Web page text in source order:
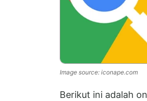
Image source: iconape.com
Berikut ini adalah